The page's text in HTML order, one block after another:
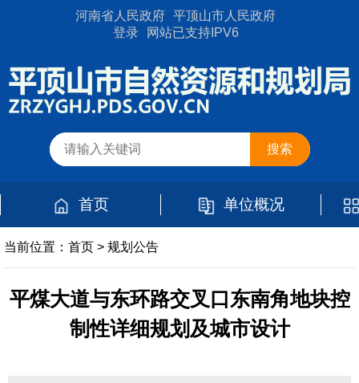
河南省人民政府 平顶山市人民政府
登录
网站已支持IPV6
首页 单位概况
当前位置： 首页 > 规划公告
平煤大道与东环路交叉口东南角地块控
制性详细规划及城市设计